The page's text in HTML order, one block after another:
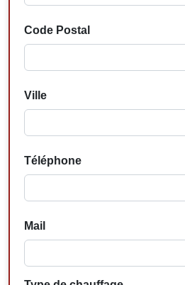
Code Postal
Ville
Téléphone
Mail